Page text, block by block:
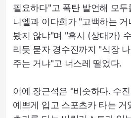
필요하다"고 폭탄 발언해 모
니엘과 이다희가 "고백하는
봤지 않냐"며 "혹시 (상대가)
리듯 묻자 경수진까지 "식장
주는 거냐"고 너스레 떨었다.
이에 장근석은 "비슷하다. 수
예쁘게 입고 스포츠카 타는 거